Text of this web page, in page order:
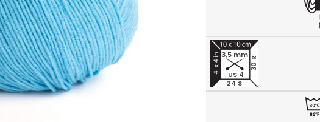
24 S
30 R
3,5 mm
US 4